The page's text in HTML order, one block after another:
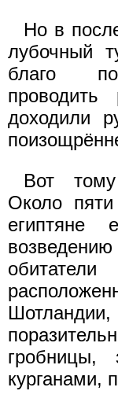
Но в
лубочный
благо
доходили
Вот
Около
гробницы,
курганами,